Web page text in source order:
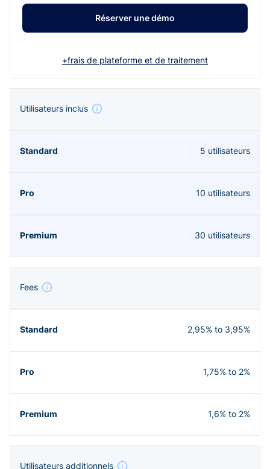
Réserver une démo
+frais de plateforme et de traitement
Utilisateurs inclus
5 utilisateurs
10 utilisateurs
30 utilisateurs
Fees
2,95% to 3,95%
1,75% to 2%
1,6% to 2%
Utilisateurs additionnels